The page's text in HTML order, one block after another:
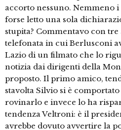
accorto nessuno. Nemmeno
forse letto una sola
stupita? Commentavo con
telefonata in cui Berlusconi
Lazio di un filmato che lo
notizia dai dirigenti della
proposto. Il primo amico,
stavolta Silvio si è
rovinarlo e invece lo ha
tendenza Veltroni: è il
avrebbe dovuto avvertire la